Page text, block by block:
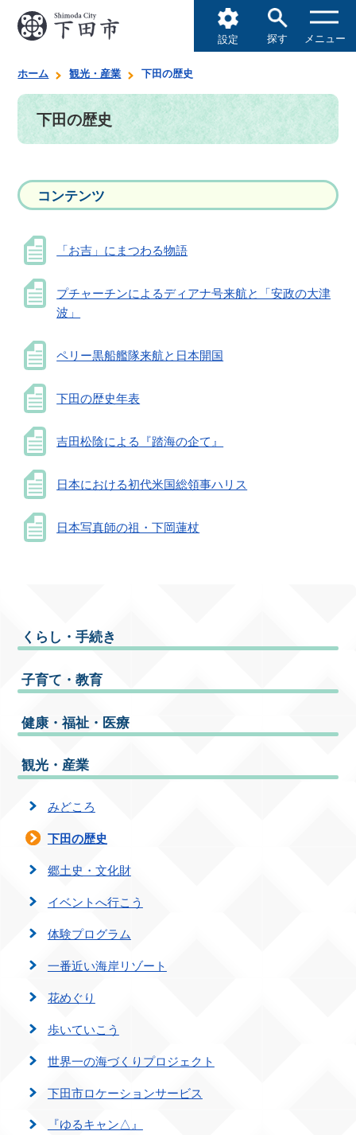
設定 探す メニュー
ホーム 観光・産業 下田の歴史
下田の歴史
コンテンツ
「お吉」にまつわる物語
プチャーチンによるディアナ号来航と「安政の大津
波」
ペリー黒船艦隊来航と日本開国
下田の歴史年表
吉田松陰による『踏海の企て』
日本における初代米国総領事ハリス
日本写真師の祖・下岡蓮杖
くらし・手続き
子育て・教育
健康・福祉・医療
観光・産業
みどころ
下田の歴史
郷土史・文化財
イベントへ行こう
体験プログラム
一番近い海岸リゾート
花めぐり
歩いていこう
世界一の海づくりプロジェクト
下田市ロケーションサービス
『ゆるキャン△』